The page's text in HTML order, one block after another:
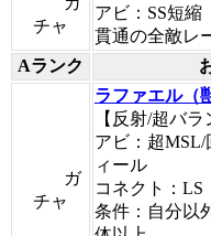
チャ
アビ：SS短縮
貫通の全敵レ
Aランク
ガ
チャ
ラファエル（
【反射/超バラ
アビ：超
ィール
コネクト：LS
条件：自分以